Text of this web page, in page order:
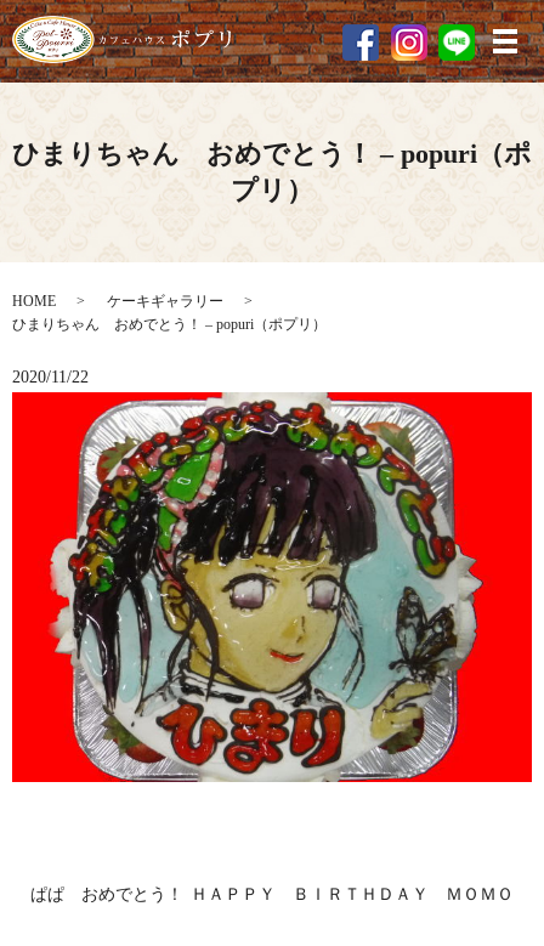
メ
ひまりちゃん おめでとう！ – popuri（ポ
プリ）
HOME
ケーキギャラリー
ひまりちゃん おめでとう！ – popuri（ポプリ）
2020/11/22
ぱぱ おめでとう！ ＨＡＰＰＹ ＢＩＲＴＨＤＡＹ ＭＯＭＯ